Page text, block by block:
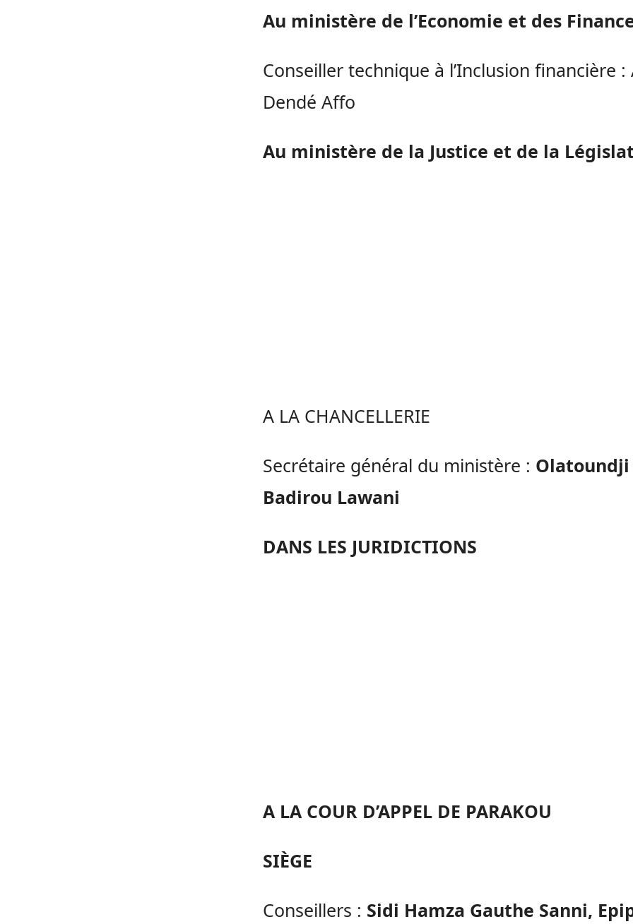
Au ministère de l’Economie et des
Conseiller technique à l’Inclusion financière :
Dendé Affo
Au ministère de la Justice et de la
A LA CHANCELLERIE
Secrétaire général du ministère : Olatoundji
Badirou Lawani
DANS LES JURIDICTIONS
A LA COUR D’APPEL DE PARAKOU
SIÈGE
Conseillers : Sidi Hamza Gauthe Sanni,